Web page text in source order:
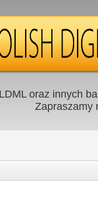
oraz innych
Zapraszamy